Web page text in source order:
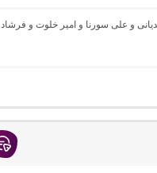
و علی سورنا و امیر خلوت و فرشاد